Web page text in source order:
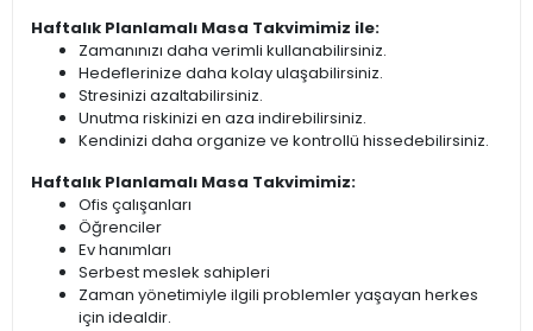
Haftalık Planlamalı Masa Takvimimiz ile:
Zamanınızı daha verimli kullanabilirsiniz.
Hedeflerinize daha kolay ulaşabilirsiniz.
Stresinizi azaltabilirsiniz.
Unutma riskinizi en aza indirebilirsiniz.
Kendinizi daha organize ve kontrollü hissedebilirsiniz.
Haftalık Planlamalı Masa Takvimimiz:
Ofis çalışanları
Öğrenciler
Ev hanımları
Serbest meslek sahipleri
Zaman yönetimiyle ilgili problemler yaşayan herkes
için idealdir.